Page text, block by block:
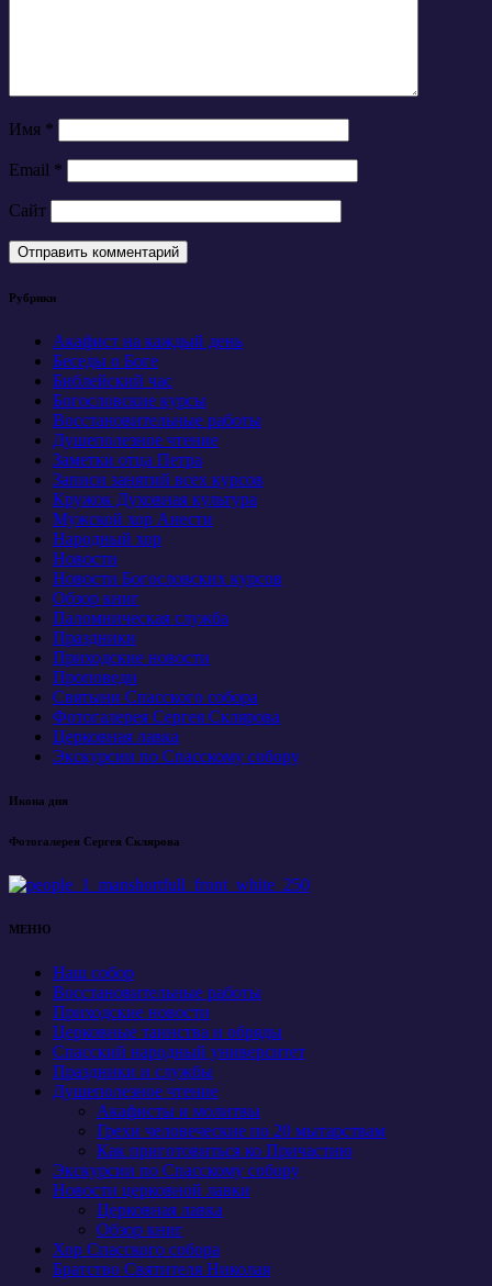
Имя *
Email *
Сайт
Рубрики
Акафист на каждый день
Беседы о Боге
Библейский час
Богословские курсы
Восстановительные работы
Душеполезное чтение
Заметки отца Петра
Записи занятий всех курсов
Кружок Духовная культура
Мужской хор Анести
Народный хор
Новости
Новости Богословских курсов
Обзор книг
Паломническая служба
Праздники
Приходские новости
Проповеди
Святыни Спасского собора
Фотогалерея Сергея Склярова
Церковная лавка
Экскурсии по Спасскому собору
Икона дня
Фотогалерея Сергея Склярова
МЕНЮ
Наш собор
Восстановительные работы
Приходские новости
Церковные таинства и обряды
Спасский народный университет
Праздники и службы
Душеполезное чтение
Акафисты и молитвы
Грехи человеческие по 20 мытарствам
Как приготовиться ко Причастию
Экскурсии по Спасскому собору
Новости церковной лавки
Церковная лавка
Обзор книг
Хор Спасского собора
Братство Святителя Николая